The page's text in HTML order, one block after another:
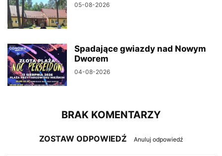
05-08-2026
Spadające gwiazdy nad Nowym
Dworem
04-08-2026
BRAK KOMENTARZY
ZOSTAW ODPOWIEDŹ Anuluj odpowiedź